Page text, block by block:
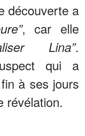
découverte a
, car elle
Lina”.
qui a
à ses jours
révélation.